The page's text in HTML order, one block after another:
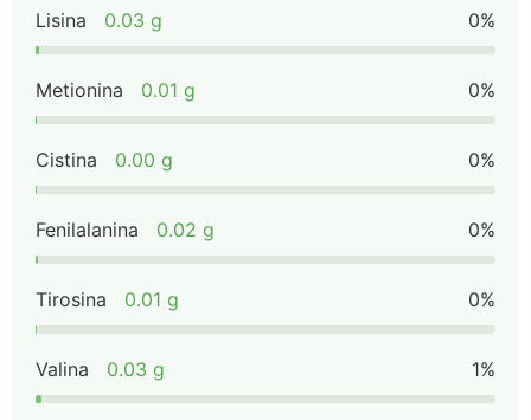
Lisina 0.03 g 0%
Metionina 0.01 g 0%
Cistina 0.00 g 0%
Fenilalanina 0.02 g 0%
Tirosina 0.01 g 0%
Valina 0.03 g 1%